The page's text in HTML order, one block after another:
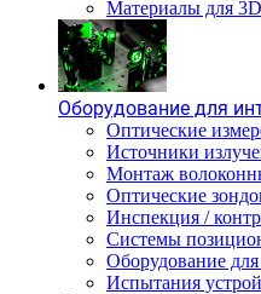
Материалы для
Оборудование для
Оптические
Источники
Монтаж
Оптические
Инспекция /
Системы
Оборудование
Испытания